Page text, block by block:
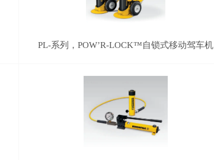
PL-系列，POW’R-LOCK™自锁式移动驾车机